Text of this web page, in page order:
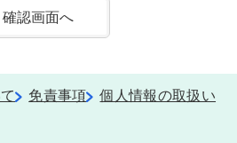
免責事項
個人情報の取扱い